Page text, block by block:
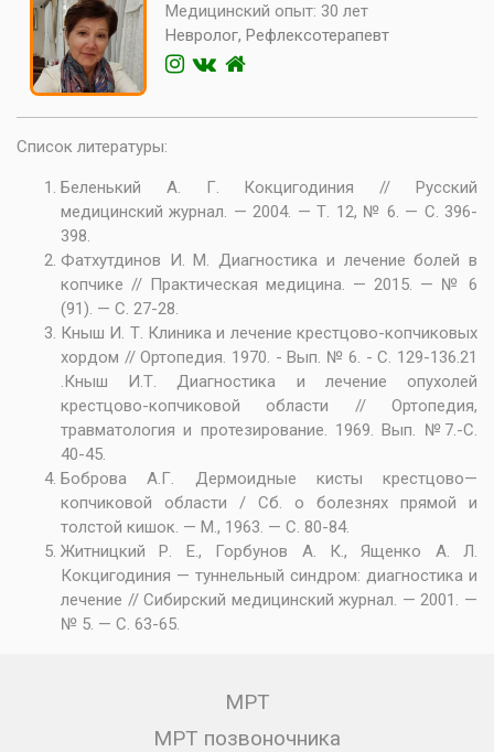
Медицинский опыт: 30 лет
Невролог, Рефлексотерапевт
Список литературы:
Беленький А. Г. Кокцигодиния // Русский
медицинский журнал. — 2004. — Т. 12, № 6. — С. 396-
398.
Фатхутдинов И. М. Диагностика и лечение болей в
копчике // Практическая медицина. — 2015. — № 6
(91). — С. 27-28.
Кныш И. Т. Клиника и лечение крестцово-копчиковых
хордом // Ортопедия. 1970. - Вып. № 6. - С. 129-136.21
.Кныш И.Т. Диагностика и лечение опухолей
крестцово-копчиковой области // Ортопедия,
травматология и протезирование. 1969. Вып. №7.-С.
40-45.
Боброва А.Г. Дермоидные кисты крестцово—
копчиковой области / Сб. о болезнях прямой и
толстой кишок. — М., 1963. — С. 80-84.
Житницкий Р. Е., Горбунов А. К., Ященко А. Л.
Кокцигодиния — туннельный синдром: диагностика и
лечение // Сибирский медицинский журнал. — 2001. —
№ 5. — С. 63-65.
МРТ
МРТ позвоночника